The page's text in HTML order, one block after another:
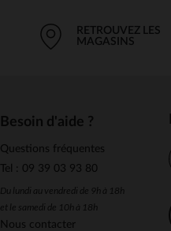
RETROUVEZ LES
MAGASINS
Besoin d'aide ?
Questions fréquentes
Tel : 09 39 03 93 80
Du lundi au vendredi de 9h à 18h
et le samedi de 10h à 18h
Nous contacter